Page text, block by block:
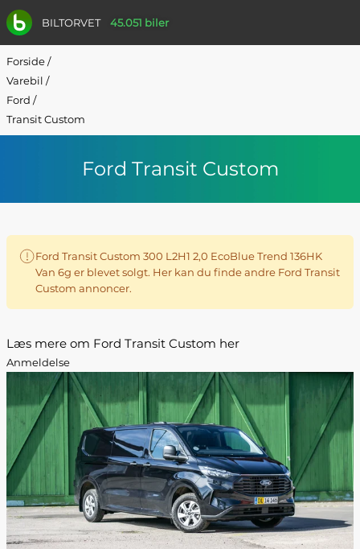
BILTORVET 45.051 biler
Forside/
Varebil /
Ford /
Transit Custom
Ford Transit Custom
Ford Transit Custom 300 L2H1 2,0 EcoBlue Trend 136HK
Van 6g er blevet solgt. Her kan du finde andre Ford Transit
Custom annoncer.
Læs mere om Ford Transit Custom her
Anmeldelse